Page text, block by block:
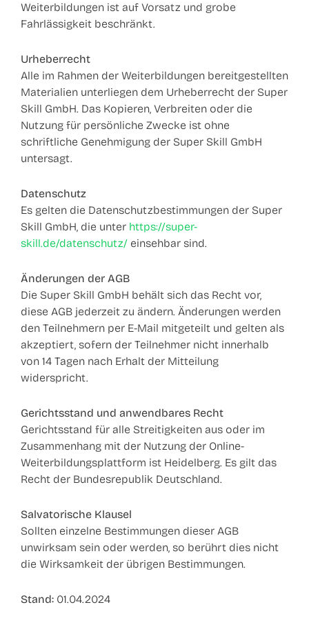
Weiterbildungen ist auf Vorsatz und grobe
Fahrlässigkeit beschränkt.
Urheberrecht
Alle im Rahmen der Weiterbildungen bereitgestellten
Materialien unterliegen dem Urheberrecht der Super
Skill GmbH. Das Kopieren, Verbreiten oder die
Nutzung für persönliche Zwecke ist ohne
schriftliche Genehmigung der Super Skill GmbH
untersagt.
Datenschutz
Es gelten die Datenschutzbestimmungen der Super
Skill GmbH, die unter https://super-
skill.de/datenschutz/ einsehbar sind.
Änderungen der AGB
Die Super Skill GmbH behält sich das Recht vor,
diese AGB jederzeit zu ändern. Änderungen werden
den Teilnehmern per E-Mail mitgeteilt und gelten als
akzeptiert, sofern der Teilnehmer nicht innerhalb
von 14 Tagen nach Erhalt der Mitteilung
widerspricht.
Gerichtsstand und anwendbares Recht
Gerichtsstand für alle Streitigkeiten aus oder im
Zusammenhang mit der Nutzung der Online-
Weiterbildungsplattform ist Heidelberg. Es gilt das
Recht der Bundesrepublik Deutschland.
Salvatorische Klausel
Sollten einzelne Bestimmungen dieser AGB
unwirksam sein oder werden, so berührt dies nicht
die Wirksamkeit der übrigen Bestimmungen.
Stand: 01.04.2024